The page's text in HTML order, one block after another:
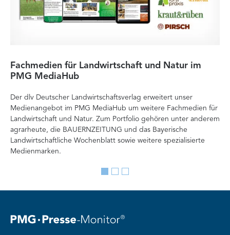
Fachmedien für Landwirtschaft und Natur im
PMG MediaHub
Der dlv Deutscher Landwirtschaftsverlag erweitert unser
Medienangebot im PMG MediaHub um weitere Fachmedien für
Landwirtschaft und Natur. Zum Portfolio gehören unter anderem
agrarheute, die BAUERNZEITUNG und das Bayerische
Landwirtschaftliche Wochenblatt sowie weitere spezialisierte
Medienmarken.
Go
slide
Go
slide
Go
slide